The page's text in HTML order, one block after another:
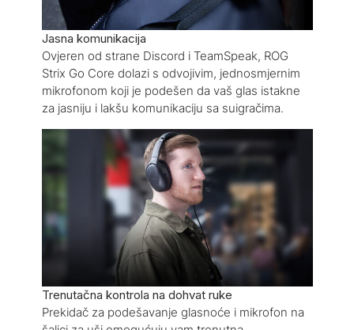
Jasna komunikacija
Ovjeren od strane Discord i TeamSpeak, ROG
Strix Go Core dolazi s odvojivim, jednosmjernim
mikrofonom koji je podešen da vaš glas istakne
za jasniju i lakšu komunikaciju sa suigračima.
Trenutačna kontrola na dohvat ruke
Prekidač za podešavanje glasnoće i mikrofon na